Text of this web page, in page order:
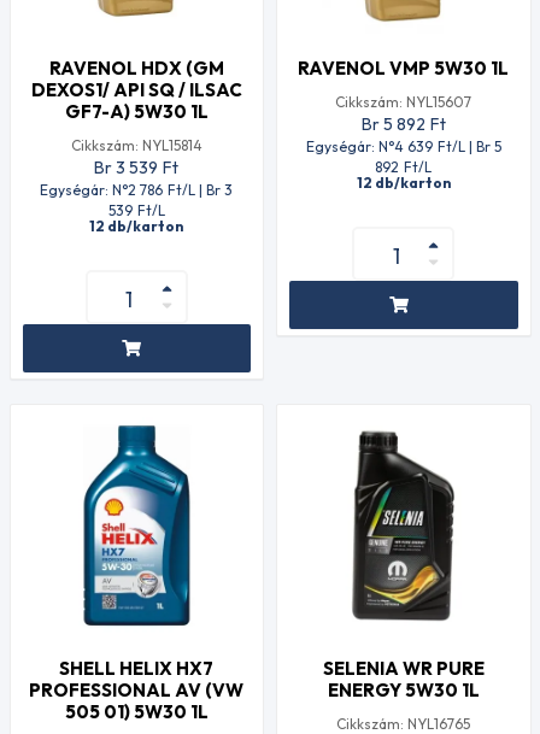
RAVENOL HDX (GM
DEXOS1/ API SQ / ILSAC
GF7-A) 5W30 1L
Cikkszám: NYL15814
Br 3 539 Ft
Egységár: N°2 786 Ft/L | Br 3
539 Ft/L
12 db/karton
RAVENOL VMP 5W30 1L
Cikkszám: NYL15607
Br 5 892 Ft
Egységár: N°4 639 Ft/L | Br 5
892 Ft/L
12 db/karton
SHELL HELIX HX7
PROFESSIONAL AV (VW
505 01) 5W30 1L
SELENIA WR PURE
ENERGY 5W30 1L
Cikkszám: NYL16765